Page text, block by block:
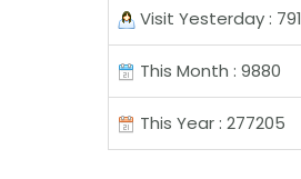
Visit Yesterday : 791
This Month : 9880
This Year : 277205